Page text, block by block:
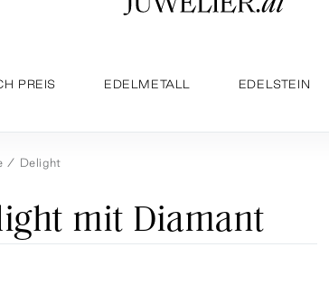
PREIS EDELMETALL EDELSTEIN
Delight
mit Diamant